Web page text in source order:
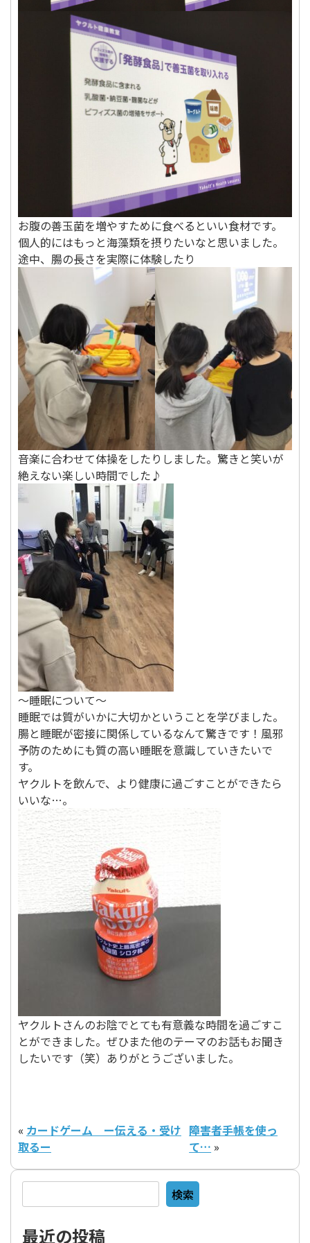
お腹の善玉菌を増やすために食べるといい食材です。
個人的にはもっと海藻類を摂りたいなと思いました。
途中、腸の長さを実際に体験したり
音楽に合わせて体操をしたりしました。驚きと笑いが
絶えない楽しい時間でした♪
～睡眠について～
睡眠では質がいかに大切かということを学びました。
腸と睡眠が密接に関係しているなんて驚きです！風邪
予防のためにも質の高い睡眠を意識していきたいで
す。
ヤクルトを飲んで、より健康に過ごすことができたら
いいな…。
ヤクルトさんのお陰でとても有意義な時間を過ごすこ
とができました。ぜひまた他のテーマのお話もお聞き
したいです（笑）ありがとうございました。
« カードゲーム ー伝える・受け
取るー
障害者手帳を使っ
て… »
検索
最近の投稿